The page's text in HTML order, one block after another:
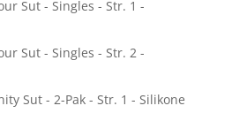
Sut - Singles - Str. 1 -
Sut - Singles - Str. 2 -
Sut - 2-Pak - Str. 1 - Silikone